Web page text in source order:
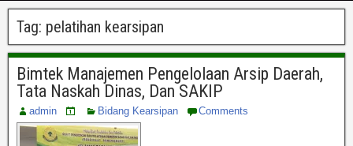
Tag: pelatihan kearsipan
Bimtek Manajemen Pengelolaan Arsip Daerah,
Tata Naskah Dinas, Dan SAKIP
admin Bidang Kearsipan Comments